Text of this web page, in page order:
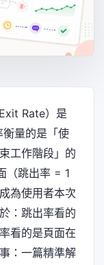
Rate）是
量的是「使
工作階段」的
（跳出率 = 1
為使用者本次
：跳出率看的
看的是頁面在
：一篇精準解